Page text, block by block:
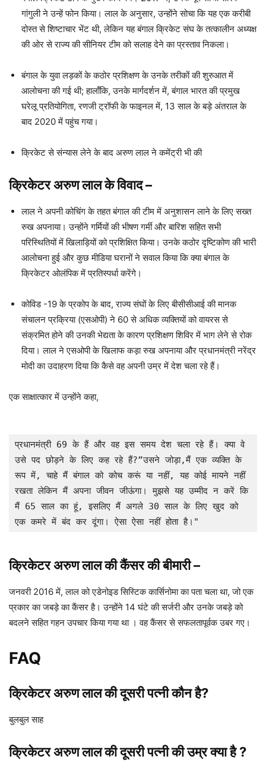
गांगुली ने उन्हें फोन किया। लाल के अनुसार, उन्होंने सोचा कि यह एक करीबी
दोस्त से शिष्टाचार भेंट थी, लेकिन यह बंगाल क्रिकेट संघ के तत्कालीन अध्यक्ष
की ओर से राज्य की सीनियर टीम को सलाह देने का प्रस्ताव निकला।
बंगाल के युवा लड़कों के कठोर प्रशिक्षण के उनके तरीकों की शुरुआत में
आलोचना की गई थी; हालाँकि, उनके मार्गदर्शन में, बंगाल भारत की प्रमुख
घरेलू प्रतियोगिता, रणजी ट्रॉफी के फाइनल में, 13 साल के बड़े अंतराल के
बाद 2020 में पहुंच गया।
क्रिकेट से संन्यास लेने के बाद अरुण लाल ने कमेंट्री भी की
क्रिकेटर अरुण लाल के विवाद–
लाल ने अपनी कोचिंग के तहत बंगाल की टीम में अनुशासन लाने के लिए सख्त
रुख अपनाया। उन्होंने गर्मियों की भीषण गर्मी और बारिश सहित सभी
परिस्थितियों में खिलाड़ियों को प्रशिक्षित किया। उनके कठोर दृष्टिकोण की भारी
आलोचना हुई और कुछ मीडिया घरानों ने सवाल किया कि क्या बंगाल के
क्रिकेटर ओलंपिक में प्रतिस्पर्धा करेंगे।
कोविड -19 के प्रकोप के बाद, राज्य संघों के लिए बीसीसीआई की मानक
संचालन प्रक्रिया (एसओपी) ने 60 से अधिक व्यक्तियों को वायरस से
संक्रमित होने की उनकी भेद्यता के कारण प्रशिक्षण शिविर में भाग लेने से रोक
दिया। लाल ने एसओपी के खिलाफ कड़ा रुख अपनाया और प्रधानमंत्री नरेंद्र
मोदी का उदाहरण दिया कि कैसे वह अपनी उम्र में देश चला रहे हैं।
एक साक्षात्कार में उन्होंने कहा,
प्रधानमंत्री 69 के हैं और वह इस समय देश चला रहे हैं। क्या वे
उसे पद छोड़ने के लिए कह रहे हैं?”उसने जोड़ा,मैं एक व्यक्ति के
रूप में, चाहे मैं बंगाल को कोच करूं या नहीं, यह कोई मायने नहीं
रखता लेकिन मैं अपना जीवन जीऊंगा। मुझसे यह उम्मीद न करें कि
मैं 65 साल का हूं, इसलिए मैं अगले 30 साल के लिए खुद को
एक कमरे में बंद कर दूंगा। ऐसा ऐसा नहीं होता है।"
क्रिकेटर अरुण लाल की कैंसर की बीमारी–
जनवरी 2016 में, लाल को एडेनोइड सिस्टिक कार्सिनोमा का पता चला था, जो एक
प्रकार का जबड़े का कैंसर है। उन्होंने 14 घंटे की सर्जरी और उनके जबड़े को
बदलने सहित गहन उपचार किया गया था । वह कैंसर से सफलतापूर्वक उबर गए।
FAQ
क्रिकेटर अरुण लाल कीदूसरी पत्नी कौन है?
बुलबुल साह
क्रिकेटर अरुण लाल कीदूसरी पत्नी की उम्र क्या है ?